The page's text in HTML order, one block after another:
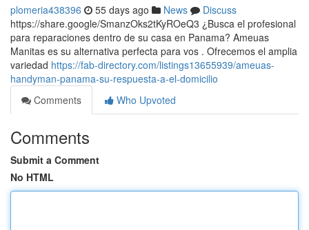
plomeria438396 55 days ago News
Discuss
https://share.google/SmanzOks2tKyROeQ3 ¿Busca el profesional
para reparaciones dentro de su casa en Panama? Ameuas
Manitas es su alternativa perfecta para vos . Ofrecemos el amplia
variedad https://fab-directory.com/listings13655939/ameuas-
handyman-panama-su-respuesta-a-el-domicilio
Comments
Who Upvoted
Comments
Submit a Comment
No HTML